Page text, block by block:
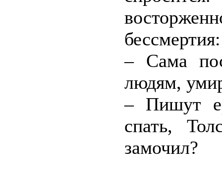
бессмертия:
– Сама
людям,
– Пишут
спать,
замочил?